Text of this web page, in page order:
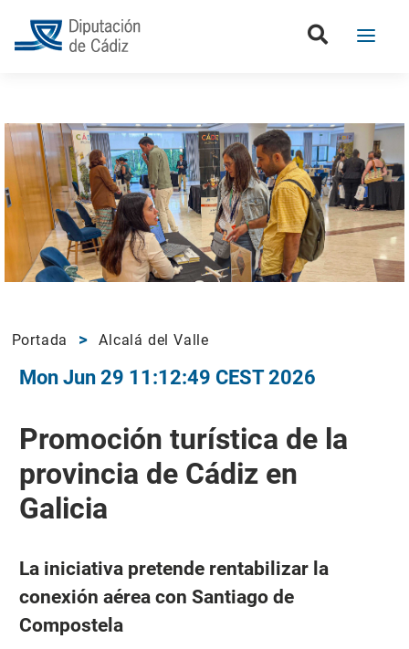
Portada Alcalá del Valle
Mon Jun 29 11:12:49 CEST 2026
Promoción turística de la
provincia de Cádiz en
Galicia
La iniciativa pretende rentabilizar la
conexión aérea con Santiago de
Compostela